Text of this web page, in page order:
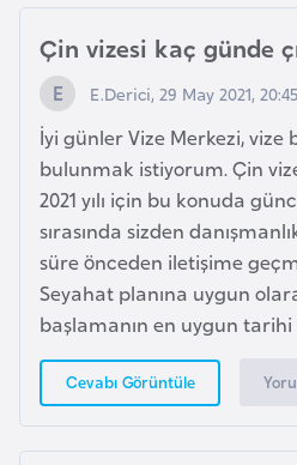
Çin vizesi kaç günde
E.Derici, 29 May 2021, 20:45
İyi günler Vize Merkezi, vize
bulunmak istiyorum. Çin
2021 yılı için bu konuda
sırasında sizden
süre önceden iletişime
Seyahat planına uygun
başlamanın en uygun
Cevabı Görüntüle
İ
n
g
i
l
t
e
r
I
r